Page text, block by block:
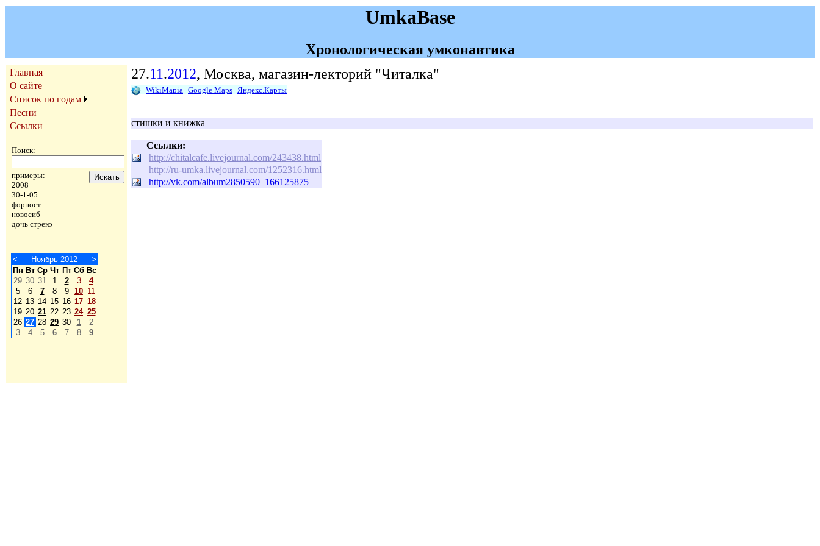
UmkaBase
Хронологическая умконавтика
Главная
О сайте
Список по годам
Песни
Ссылки
Поиск:
примеры:
2008
30-1-05
форпост
новосиб
дочь стреко
< Ноябрь 2012
>
Пн Вт Ср Чт Пт Сб Вс
29 30 31 1 2 3
4
5
6 7 8 9 10 11
12 13 14 15 16 17 18
19 20 21 22 23 24 25
26 27 28 29 30 1
2
3
4 5 6 7 8 9
27.11.2012, Москва, магазин-лекторий "Читалка"
WikiMapia Google Maps Яндекс.Карты
стишки и книжка
Ссылки:
http://chitalcafe.livejournal.com/243438.html
http://ru-umka.livejournal.com/1252316.html
http://vk.com/album2850590_166125875